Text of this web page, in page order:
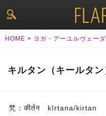
HOME > ヨガ・アーユルヴェー
キルタン（キールタ
梵：कीर्तन kīrtana/kirtan